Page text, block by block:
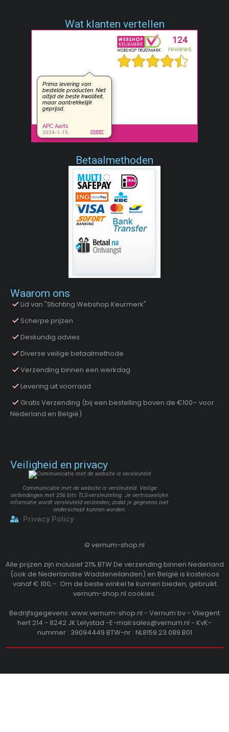
Wat klanten vertellen
Betaalmethoden
Waarom ons
Lid van "Stichting Webshop Keurmerk"
Scherpe prijzen
Deskundig advies
Diverse veilige betaalmethode
Verzending binnen een werkdag
Levering uit voorraad
Gratis Verzending (bij een bestelling boven de €100– voor
Nederland en België)
Veiligheid en privacy
Communicatie met de website is versleuteld. Veilige
verbindingen met 256 bits TLS-versleuteling. Je vertrouwelijke
informatie wordt versleuteld verzonden, zodat je gegevens niet
onderschept kunnen worden.
Privacy Policy
© vernum-shop.nl
Alle prijzen zijn inclusief 21% BTW De verzending binnen Nederland
(ook de Nederlandse Waddeneilanden) en België is kosteloos
vanaf € 100,–. Om de beste winkel te kunnen bieden, gebruikt
vernum-shop.nl cookies.
Bedrijfsgegevens: www.vernum-shop.nl - Vernum bv - Vliegent
hert 214 - 8242 JK Lelystad -E-mail:sales@vernum.nl - KvK-
nummer : 39094449 BTW-nr : NL8159.23.089.B01